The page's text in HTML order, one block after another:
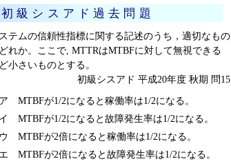
初級シスアド過去問題
テムの信頼性指標に関する記述のうち，適切なもの
れか。ここで, MTTRはMTBFに対して無視できる
小さいものとする。
初級シスアド 平成20年度 秋期 問15
MTBFが1/2になると稼働率は1/2になる。
MTBFが1/2になると故障発生率は1/2になる。
MTBFが2倍になると稼働率は1/2になる。
MTBFが2倍になると故障発生率は1/2になる。